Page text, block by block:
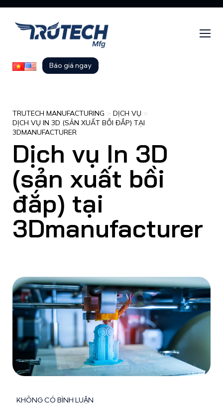
Báo giá ngay
TRUTECH MANUFACTURING > DỊCH VỤ >
DỊCH VỤ IN 3D (SẢN XUẤT BỒI ĐẮP) TẠI
3DMANUFACTURER
Dịch vụ In 3D
(sản xuất bồi
đắp) tại
3Dmanufacturer
KHÔNG CÓ BÌNH LUẬN